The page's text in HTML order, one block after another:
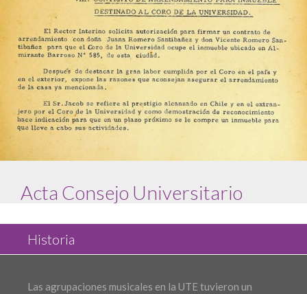
Acta Consejo Universitario
Historia
Las agrupaciones musicales en la UTE tuvieron un